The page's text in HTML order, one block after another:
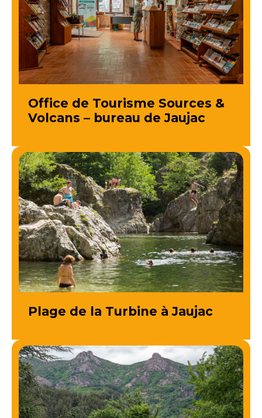
Office de Tourisme Sources &
Volcans – bureau de Jaujac
Plage de la Turbine à Jaujac